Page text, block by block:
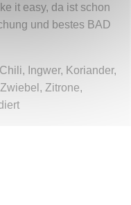
it easy, da ist schon
und bestes BAD
Ingwer, Koriander,
Zitrone,